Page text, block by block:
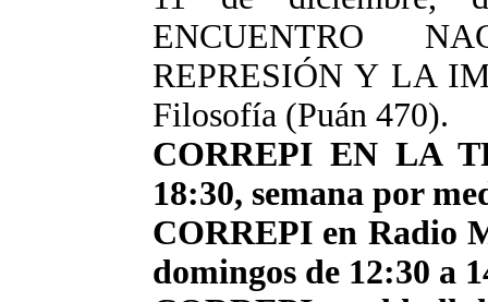
ENCUENTRO
REPRESIÓN Y LA
Filosofía (Puán 470).
CORREPI EN LA
18:30, semana por
CORREPI en Radio
domingos de 12:30 a